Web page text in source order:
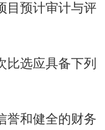
目预计审计与评
比选应具备下列
誉和健全的财务